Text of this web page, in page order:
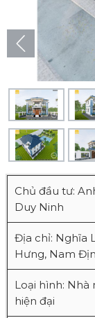
Chủ đầu tư:
Duy Ninh
Địa chỉ: Nghĩa
Hưng, Nam
Loại hình: Nhà
hiện đại